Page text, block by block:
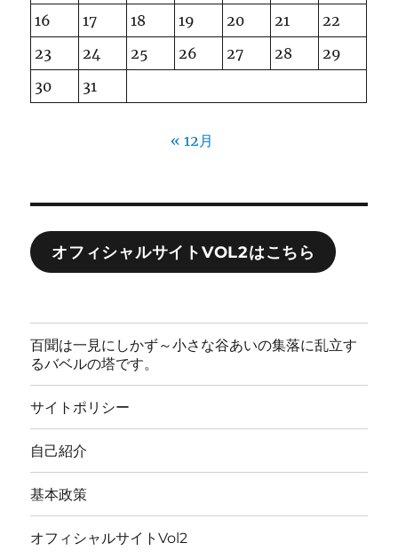
16
17 18 19 20 21
22
23
24 25 26 27 28
29
30
31
« 12月
オフィシャルサイトVOL2はこちら
百聞は一見にしかず～小さな谷あいの集落に乱立す
るバベルの塔です。
サイトポリシー
自己紹介
基本政策
オフィシャルサイトVol2